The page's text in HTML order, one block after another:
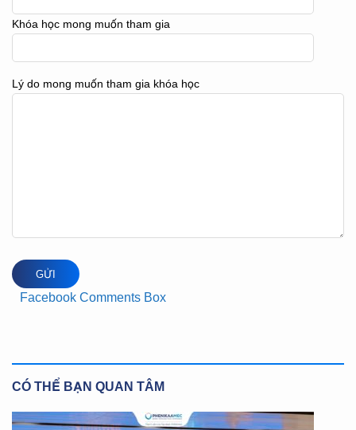
Khóa học mong muốn tham gia
Lý do mong muốn tham gia khóa học
Facebook Comments Box
CÓ THỂ BẠN QUAN TÂM